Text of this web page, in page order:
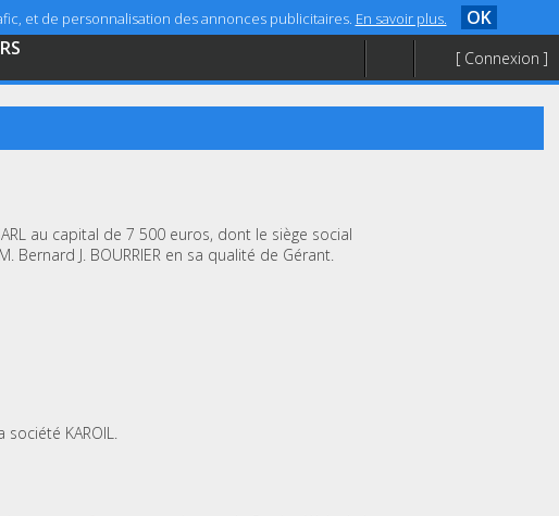
et de personnalisation des annonces publicitaires. En savoir plus. OK
[ Connexion ]
au capital de 7 500 euros, dont le siège social
J. BOURRIER en sa qualité de Gérant.
KAROIL.